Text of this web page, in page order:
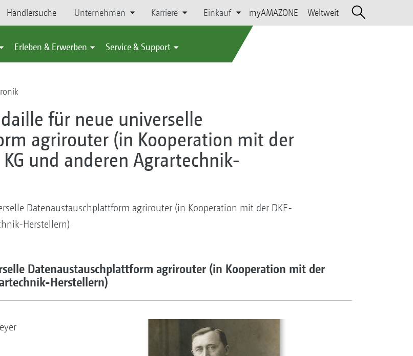
Händlersuche Unternehmen Karriere Einkauf myAMAZONE Weltweit
Erleben & Erwerben Service & Support
für neue universelle
agrirouter (in Kooperation mit der
KG und anderen Agrartechnik-
Datenaustauschplattform agrirouter (in Kooperation mit der DKE-
Herstellern)
Datenaustauschplattform agrirouter (in Kooperation mit der
Herstellern)